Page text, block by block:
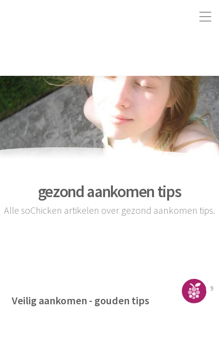
gezond aankomen tips
Alle soChicken artikelen over gezond aankomen tips.
9
Veilig aankomen - gouden tips